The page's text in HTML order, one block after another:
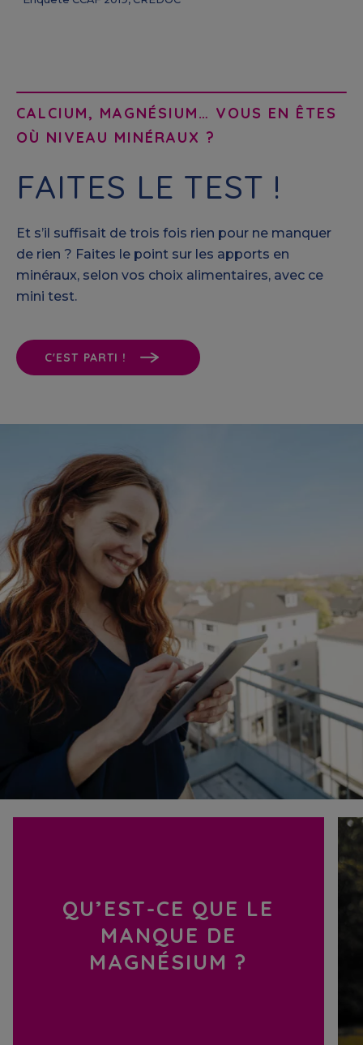
CALCIUM, MAGNÉSIUM… VOUS EN ÊTES
OÙ NIVEAU MINÉRAUX ?
FAITES LE TEST !
Et s’il suffisait de trois fois rien pour ne manquer
de rien ? Faites le point sur les apports en
minéraux, selon vos choix alimentaires, avec ce
mini test.
C'EST PARTI !
QU’EST-CE QUE LE
MANQUE DE
MAGNÉSIUM ?